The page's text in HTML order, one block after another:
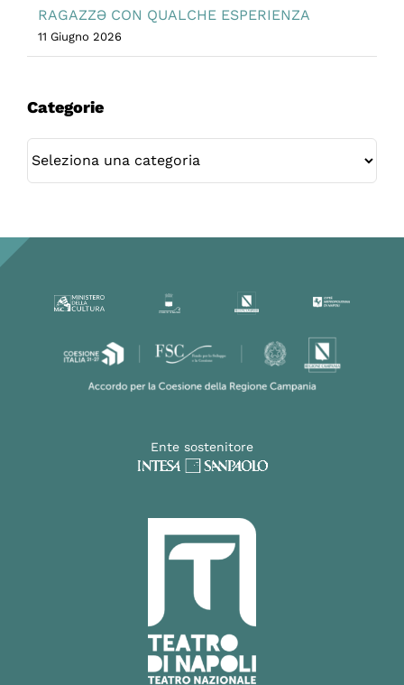
RAGAZZƏ CON QUALCHE ESPERIENZA
11 Giugno 2026
Categorie
Ente sostenitore